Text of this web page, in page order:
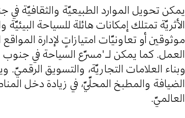
يمكن تحويل الموارد الطبيعيّة والثقافيّة في
الأثريّة تمتلك إمكانات هائلة للسياحة
موثوقين أو تعاونيّات امتيازاتٍ لإدارة
العمل. كما يمكن لـ"مسرّع السياحة في جنوب
وبناء العلامات التجاريّة، والتسويق الرقميّ.
الضيافة والمطبخ المحلّيّ، في زيادة دخل
العالميّ.